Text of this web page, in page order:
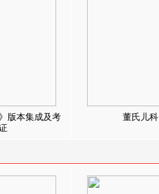
版本集成及考
董氏儿科